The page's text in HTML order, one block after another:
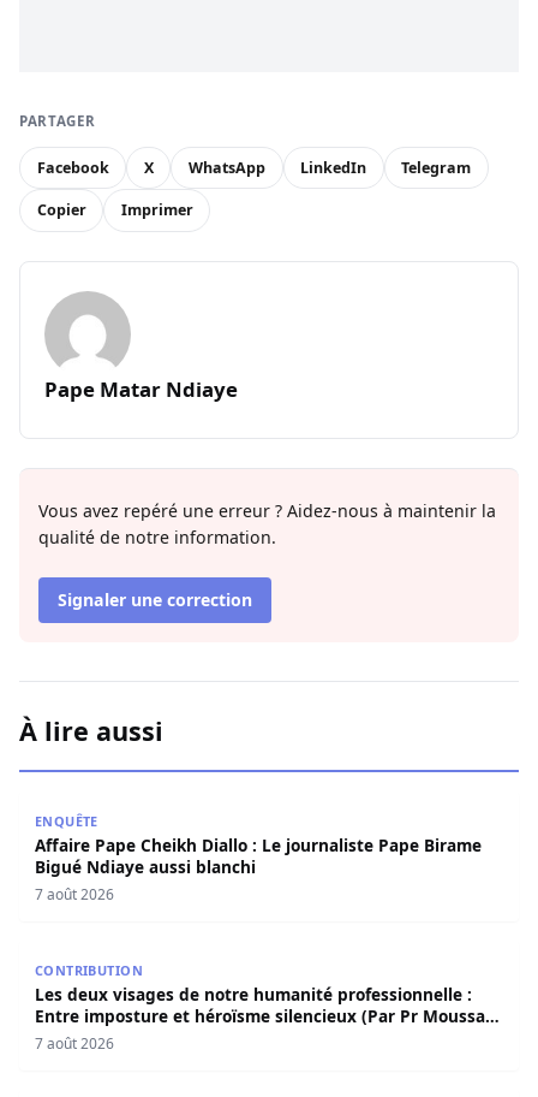
PARTAGER
Facebook X WhatsApp LinkedIn Telegram
Copier Imprimer
Pape Matar Ndiaye
Vous avez repéré une erreur ? Aidez-nous à maintenir la
qualité de notre information.
Signaler une correction
À lire aussi
ENQUÊTE
Affaire Pape Cheikh Diallo : Le journaliste Pape Birame
Bigué Ndiaye aussi blanchi
7 août 2026
CONTRIBUTION
Les deux visages de notre humanité professionnelle :
Entre imposture et héroïsme silencieux (Par Pr Moussa
Seydi)
7 août 2026